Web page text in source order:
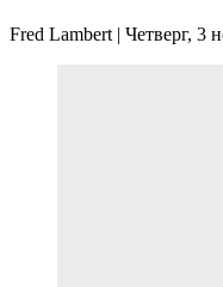
Fred Lambert| Четверг, 3